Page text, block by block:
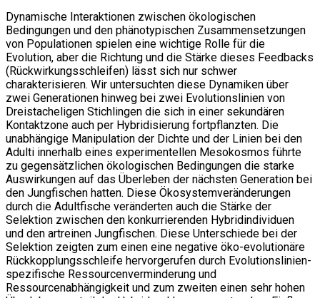
Dynamische Interaktionen zwischen ökologischen
Bedingungen und den phänotypischen Zusammensetzungen
von Populationen spielen eine wichtige Rolle für die
Evolution, aber die Richtung und die Stärke dieses Feedbacks
(Rückwirkungsschleifen) lässt sich nur schwer
charakterisieren. Wir untersuchten diese Dynamiken über
zwei Generationen hinweg bei zwei Evolutionslinien von
Dreistacheligen Stichlingen die sich in einer sekundären
Kontaktzone auch per Hybridisierung fortpflanzten. Die
unabhängige Manipulation der Dichte und der Linien bei den
Adulti innerhalb eines experimentellen Mesokosmos führte
zu gegensätzlichen ökologischen Bedingungen die starke
Auswirkungen auf das Überleben der nächsten Generation bei
den Jungfischen hatten. Diese Ökosystemveränderungen
durch die Adultfische veränderten auch die Stärke der
Selektion zwischen den konkurrierenden Hybridindividuen
und den artreinen Jungfischen. Diese Unterschiede bei der
Selektion zeigten zum einen eine negative öko-evolutionäre
Rückkopplungsschleife hervorgerufen durch Evolutionslinien-
spezifische Ressourcenverminderung und
Ressourcenabhängigkeit und zum zweiten einen sehr hohen